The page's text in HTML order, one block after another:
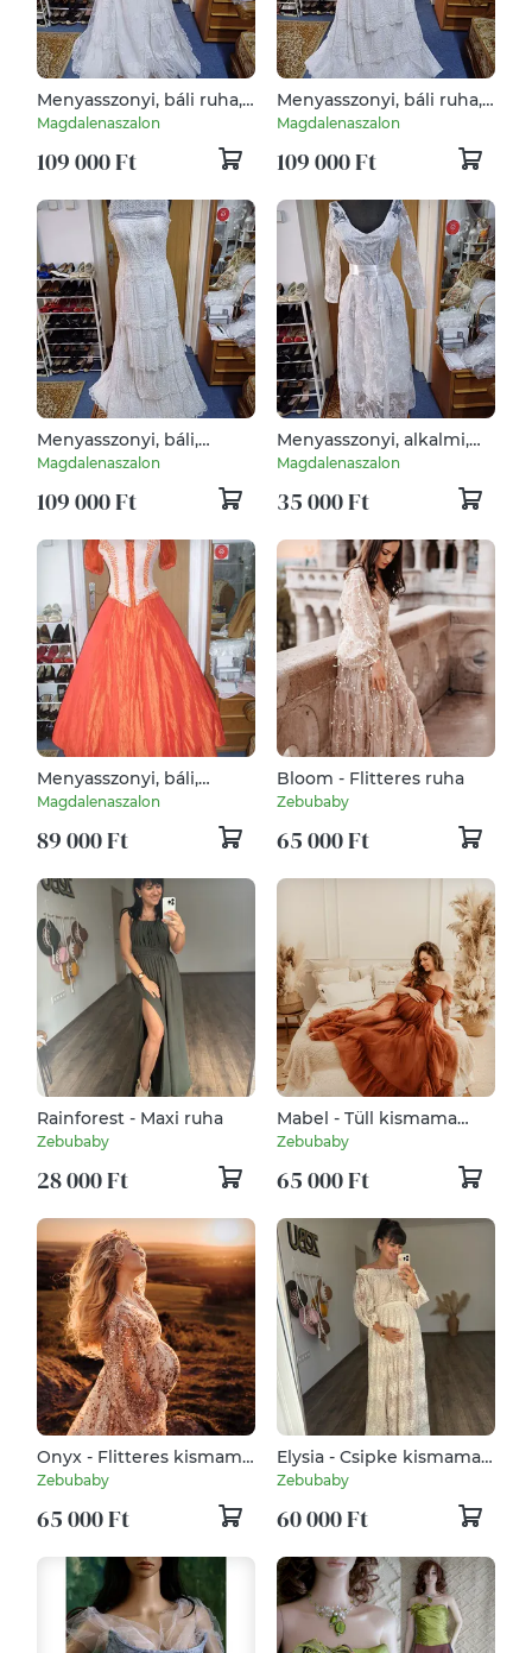
Menyasszonyi, báli ruha,
csipkés, uszályos
Magdalenaszalon
109 000 Ft
Menyasszonyi, báli ruha,
csipkés, uszályos.
Magdalenaszalon
109 000 Ft
Menyasszonyi, báli,
estélyi ruha, csipkés
uszályos
Magdalenaszalon
109 000 Ft
Menyasszonyi, alkalmi,
báli ruha, csipke, hosszú
ujjú
Magdalenaszalon
35 000 Ft
Menyasszonyi, báli,
alkalmi, palotás ruha,
ekrű - narancs szinben.
Magdalenaszalon
89 000 Ft
Bloom - Flitteres ruha
Zebubaby
65 000 Ft
Rainforest - Maxi ruha
Zebubaby
28 000 Ft
Mabel - Tüll kismama
ruha
Zebubaby
65 000 Ft
Onyx - Flitteres kismama
ruha
Zebubaby
65 000 Ft
Elysia - Csipke kismama
ruha
Zebubaby
60 000 Ft